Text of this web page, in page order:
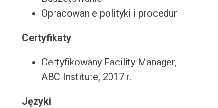
Opracowanie polityki i procedur
Certyfikaty
Certyfikowany Facility Manager,
ABC Institute, 2017 r.
Języki